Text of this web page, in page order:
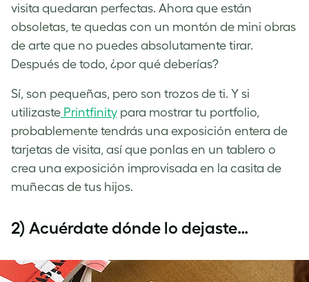
visita quedaran perfectas. Ahora que están
obsoletas, te quedas con un montón de mini obras
de arte que no puedes absolutamente tirar.
Después de todo, ¿por qué deberías?
Sí, son pequeñas, pero son trozos de ti. Y si
utilizaste Printfinity para mostrar tu portfolio,
probablemente tendrás una exposición entera de
tarjetas de visita, así que ponlas en un tablero o
crea una exposición improvisada en la casita de
muñecas de tus hijos.
2) Acuérdate dónde lo dejaste…